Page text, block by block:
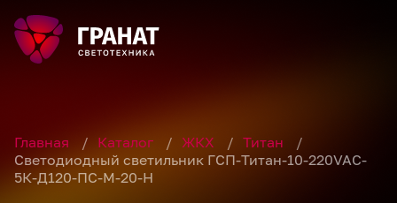
Главная / Каталог / ЖКХ / Титан
/
Светодиодный светильник ГСП-Титан-10-220VAC-
5К-Д120-ПС-М-20-Н